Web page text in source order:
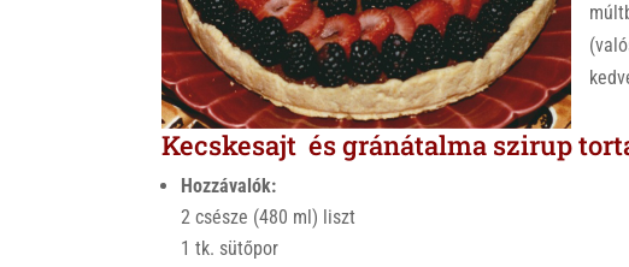
Kecskesajt és gránátalma szirup
Hozzávalók:
2 csésze (480 ml) liszt
1 tk. sütőpor